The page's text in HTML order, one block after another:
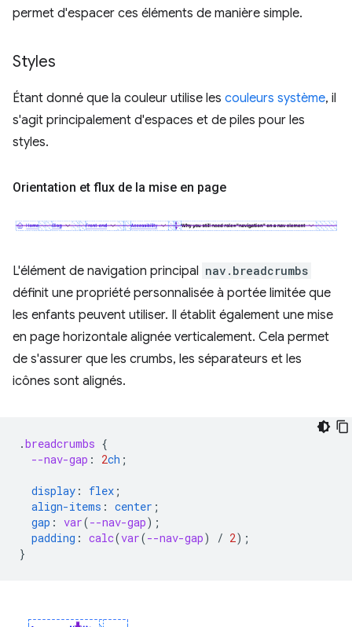
permet d'espacer ces éléments de manière simple.
Styles
Étant donné que la couleur utilise les couleurs système, il
s'agit principalement d'espaces et de piles pour les
styles.
Orientation et flux de la mise en page
L'élément de navigation principal nav.breadcrumbs
définit une propriété personnalisée à portée limitée que
les enfants peuvent utiliser. Il établit également une mise
en page horizontale alignée verticalement. Cela permet
de s'assurer que les crumbs, les séparateurs et les
icônes sont alignés.
.breadcrumbs {
--nav-gap : 2ch ;
display : flex ;
align-items : center ;
gap : var(--nav-gap);
padding : calc(var(--nav-gap) / 2);
}